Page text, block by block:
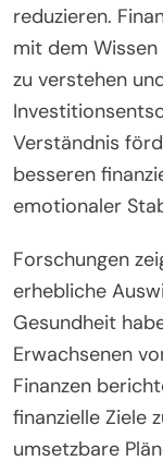
reduzieren.
mit dem
zu verstehen
Verständnis
besseren
emotionaler
Forschungen
erhebliche
Gesundheit
Erwachsenen
Finanzen
finanzielle Ziele
umsetzbare